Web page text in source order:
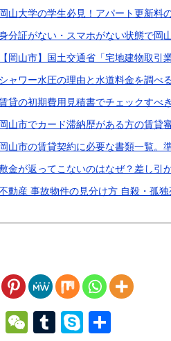
岡山大学の学生必見！アパート更新料
分証がない・スマホがない状態で岡
【岡山市】国土交通省「宅地建物取
シャワー水圧の理由と水道料金を調べ
貸の初期費用見積書でチェックすべ
岡山市でカード滞納歴がある方の賃貸
岡山市の賃貸契約に必要な書類一覧。
金が返ってこないのはなぜ？差し引
動産 事故物件の見分け方 自殺・孤独
E
W
T
S